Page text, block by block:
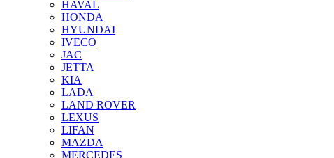
HAVAL
HONDA
HYUNDAI
IVECO
JAC
JETTA
KIA
LADA
LAND ROVER
LEXUS
LIFAN
MAZDA
MERCEDES